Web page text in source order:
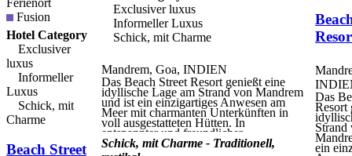
Fusion
Hotel Category
Exclusiver
luxus
Informeller
Luxus
Schick, mit
Charme
Beach Street
Exclusiver luxus
Informeller Luxus
Schick, mit Charme
Mandrem, Goa, INDIEN
Das Beach Street Resort genießt eine
idyllische Lage am Strand von Mandrem
und ist ein einzigartiges Anwesen am
Meer mit charmanten Unterkünften in
voll ausgestatteten Hütten. In
entspannter und freundlicher
Atmosphäre erwarten die Gäste
fabelhafte Aktivitäten am Strand und in
Schick, mit Charme - Traditionell,
Das
Resort
Strand
ein